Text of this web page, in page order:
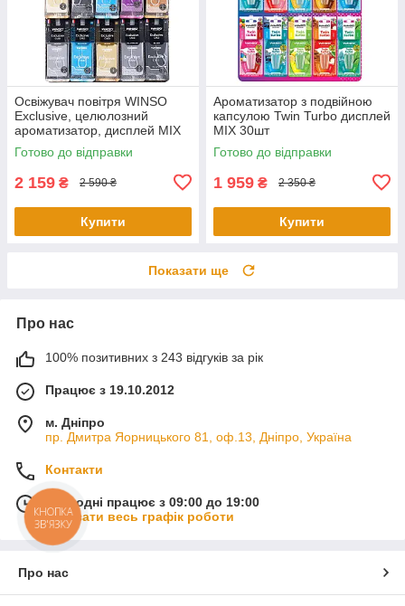
Освіжувач повітря WINSO
Exclusive, целюлозний
ароматизатор, дисплей MIX
Готово до відправки
2 159 ₴ 2 590 ₴
Купити
Ароматизатор з подвійною
капсулою Twin Turbo дисплей
MIX 30шт
Готово до відправки
1 959 ₴ 2 350 ₴
Купити
Показати ще
Про нас
100% позитивних з 243 відгуків за рік
Працює з 19.10.2012
м. Дніпро
пр. Дмитра Яорницького 81, оф.13, Дніпро, Україна
Контакти
Сьогодні працює з 09:00 до 19:00
Показати весь графік роботи
Про нас
КНОПКА
ЗВ'ЯЗКУ